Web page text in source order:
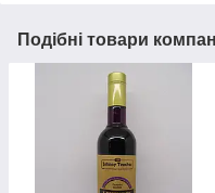
Подібні товари